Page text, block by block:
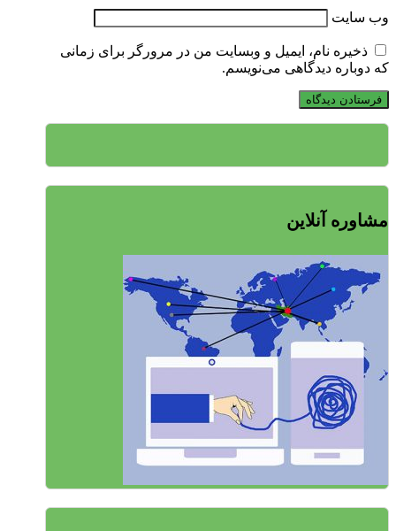
وب‌ سایت
ذخیره نام، ایمیل و وبسایت من در مرورگر برای زمانی
که دوباره دیدگاهی می‌نویسم.
مشاوره آنلاین